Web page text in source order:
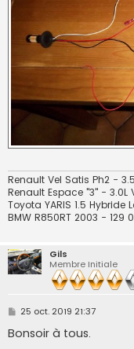
Renault Vel Satis Ph2 -
Renault Espace "3" - 3.0L
Toyota YARIS 1.5 Hybride
BMW R850RT 2003 - 129
Gils
Membre Initiale
M
s
s
25 oct. 2019 21:37
Bonsoir à tous.